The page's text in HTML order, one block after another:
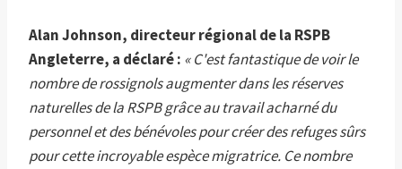
Alan Johnson, directeur régional de la RSPB
Angleterre, a déclaré : « C'est fantastique de voir le
nombre de rossignols augmenter dans les réserves
naturelles de la RSPB grâce au travail acharné du
personnel et des bénévoles pour créer des refuges sûrs
pour cette incroyable espèce migratrice. Ce nombre